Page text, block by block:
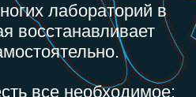
лабораторий в
восстанавливает
все необходимое: